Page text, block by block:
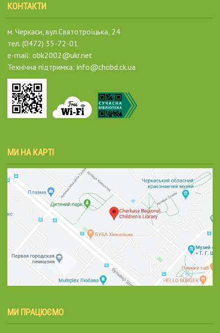
КОНТАКТИ
м. Черкаси, вул.Святотроїцька, 24
тел. (0472) 35-72-01
e-mail: obk2002@ukr.net
Технічна підтримка: info@chobd.ck.ua
МИ НА КАРТІ
МИ ПРАЦЮЄМО